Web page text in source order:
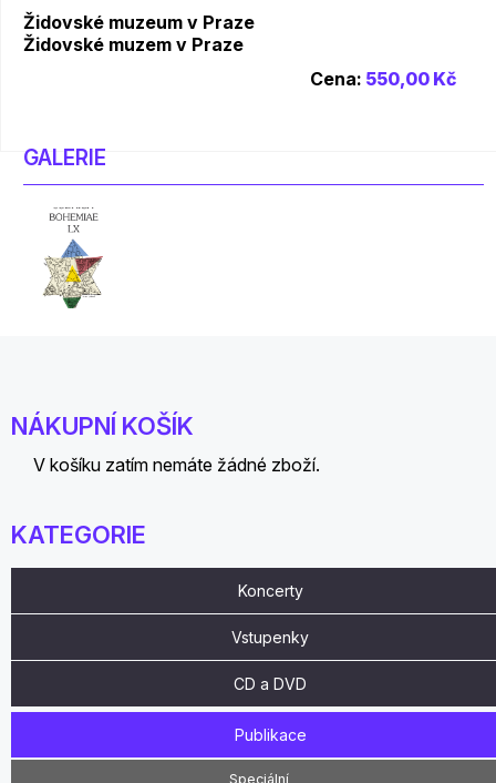
Židovské muzeum v Praze
Židovské muzem v Praze
Cena: 550,00 Kč
GALERIE
NÁKUPNÍ KOŠÍK
V košíku zatím nemáte žádné zboží.
KATEGORIE
Koncerty
Vstupenky
CD a DVD
Publikace
Speciální